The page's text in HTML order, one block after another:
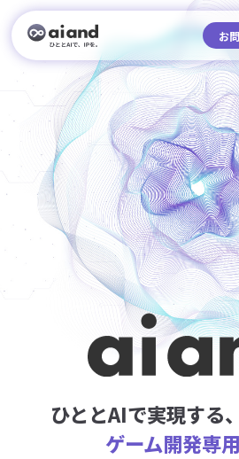
お
ひととAIで実現する、
ゲーム開発専